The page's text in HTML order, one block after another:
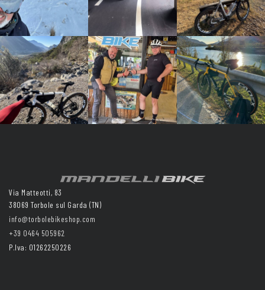
Via Matteotti, 83
38069 Torbole sul Garda (TN)
info@torbolebikeshop.com
+39 0464 505962
P.Iva: 01262250226